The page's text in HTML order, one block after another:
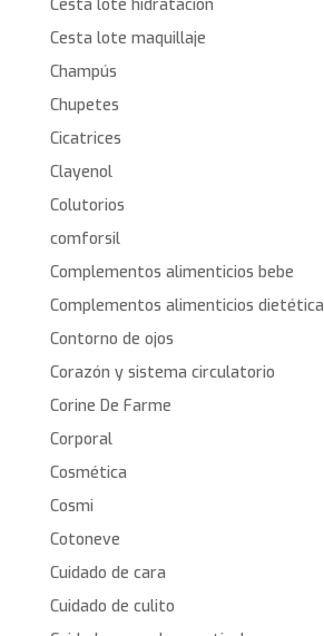
Cesta lote hidratación
Cesta lote maquillaje
Champús
Chupetes
Cicatrices
Clayenol
Colutorios
comforsil
Complementos alimenticios bebe
Complementos alimenticios dietética
Contorno de ojos
Corazón y sistema circulatorio
Corine De Farme
Corporal
Cosmética
Cosmi
Cotoneve
Cuidado de cara
Cuidado de culito